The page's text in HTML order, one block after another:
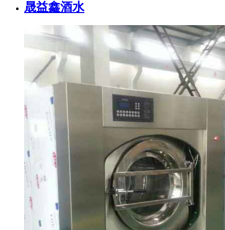
晟益鑫酒水